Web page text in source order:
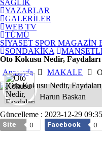
SAĞLIK
YAZARLAR
GALERİLER
WEB TV
TÜMÜ
SİYASET SPOR MAGAZİN
SONDAKİKA
Oto Kokusu Nedir,
Anasayfa
MAKALE
Harun Baskan
Güncelleme : 2023-12-29
Site 0 Facebook 0